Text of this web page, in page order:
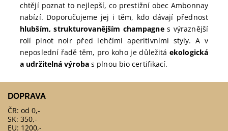
chtějí poznat to nejlepší, co prestižní obec Ambonnay
nabízí. Doporučujeme jej i těm, kdo dávají přednost
hlubším, strukturovanějším champagnes výraznější
rolí pinot noir před lehčími aperitivními styly. A v
neposlední řadě těm, pro koho je důležitá ekologická
a udržitelná výrobas plnou bio certifikací.
DOPRAVA
ČR: od 0,-
SK: 350,-
EU: 1200,-